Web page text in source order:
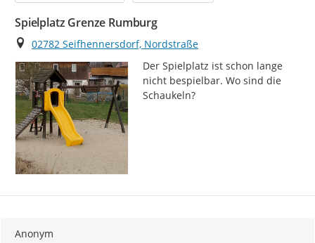
Spielplatz Grenze Rumburg
Ort
02782 Seifhennersdorf, Nordstraße
Der Spielplatz ist schon lange
nicht bespielbar. Wo sind die
Schaukeln?
Anonym